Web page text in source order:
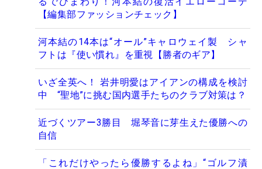
【編集部ファッションチェック】
河本結の14本は“オール”キャロウェイ製 シャ
フトは『使い慣れ』を重視【勝者のギア】
いざ全英へ！ 岩井明愛はアイアンの構成を検討
中 “聖地”に挑む国内選手たちのクラブ対策は？
近づくツアー3勝目 堀琴音に芽生えた優勝への
自信
「これだけやったら優勝するよね」“ゴルフ漬